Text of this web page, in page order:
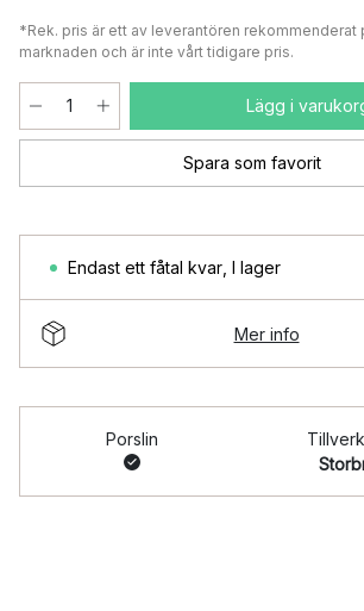
*Rek. pris är ett av leverantören rekommenderat
marknaden och är inte vårt tidigare pris.
Lägg i
Spara som favorit
Endast ett fåtal kvar I lager
Mer info
Porslin